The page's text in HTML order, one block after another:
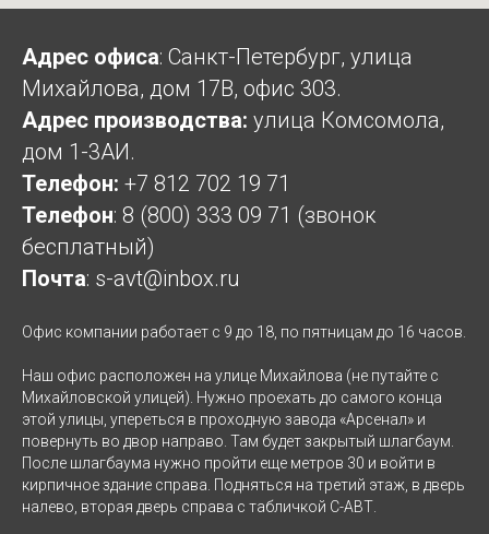
Адрес офиса: Санкт-Петербург, улица
Михайлова, дом 17В, офис 303.
Адрес производства: улица Комсомола,
дом 1-3АИ.
Телефон: +7 812 702 19 71
Телефон: 8 (800) 333 09 71 (звонок
бесплатный)
Почта: s-avt@inbox.ru
Офис компании работает с 9 до 18, по пятницам до 16 часов.
Наш офис расположен на улице Михайлова (не путайте с
Михайловской улицей). Нужно проехать до самого конца
этой улицы, упереться в проходную завода «Арсенал» и
повернуть во двор направо. Там будет закрытый шлагбаум.
После шлагбаума нужно пройти еще метров 30 и войти в
кирпичное здание справа. Подняться на третий этаж, в дверь
налево, вторая дверь справа с табличкой С-АВТ.